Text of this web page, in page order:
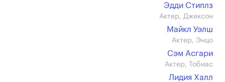
Эдди Стиплз
Актер, Джексон
Майкл Уэлш
Актер, Энцо
Сэм Асгари
Актер, Тобиас
Лидия Халл